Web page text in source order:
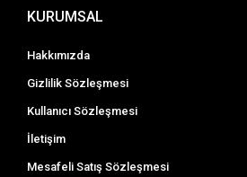
KURUMSAL
Hakkımızda
Gizlilik Sözleşmesi
Kullanıcı Sözleşmesi
İletişim
Mesafeli Satış Sözleşmesi